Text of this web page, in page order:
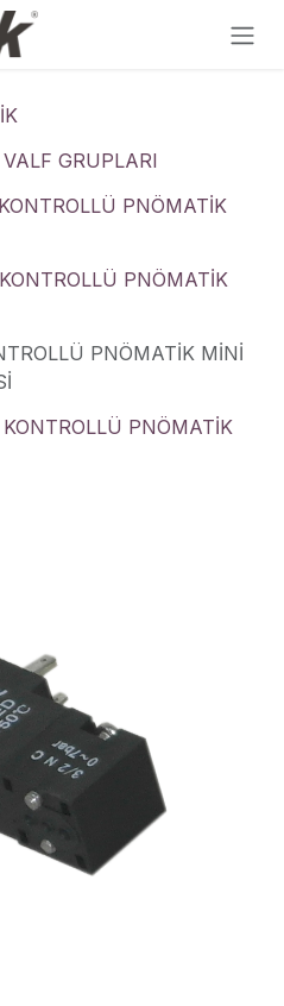
GRUPLARI
PNÖMATİK
PNÖMATİK
PNÖMATİK MİNİ
PNÖMATİK